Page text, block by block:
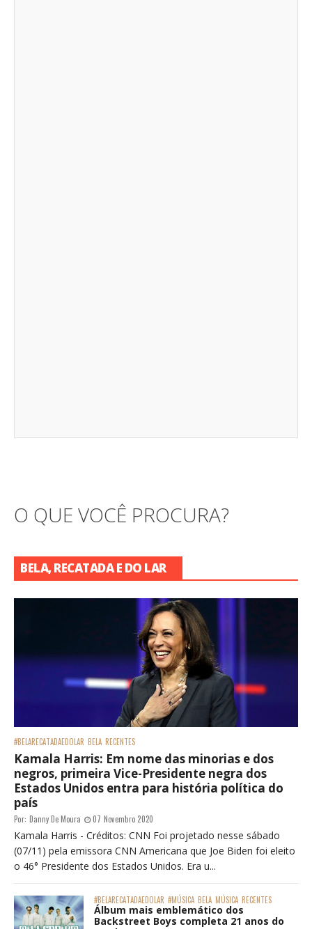
O QUE VOCÊ PROCURA?
BELA, RECATADA E DO LAR
#BELARECATADAEDOLAR BELA RECENTES
Kamala Harris: Em nome das minorias e dos
negros, primeira Vice-Presidente negra dos
Estados Unidos entra para história política do
país
Por: Danny De Moura 07 Novembro 2020
Kamala Harris - Créditos: CNN Foi projetado nesse sábado
(07/11) pela emissora CNN Americana que Joe Biden foi eleito
o 46° Presidente dos Estados Unidos. Era u...
#BELARECATADAEDOLAR #MÚSICA BELA MÚSICA RECENTES
Álbum mais emblemático dos
Backstreet Boys completa 21 anos do